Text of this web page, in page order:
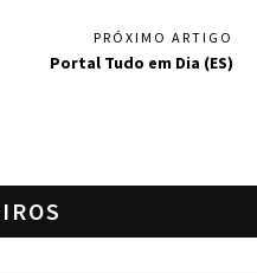
PRÓXIMO ARTIGO
Portal Tudo em Dia (ES)